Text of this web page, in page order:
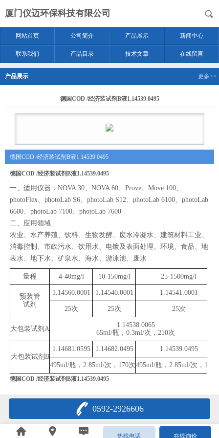
厦门仪迈环保科技有限公司
网站首页 公司简介 产品展示 新闻中心
联系我们 产品目录 技术文章 在线留言
产品展示 更多>>
德国COD /经济装试剂B液1.14539.0495
德国COD /经济装试剂B液1.14539.0495
德国COD /经济装试剂B液1.14539.0495
一、 适用仪器： NOVA 30、NOVA 60、Prove、Move 100、
photoFlex、photoLab S6、photoLab S12、photoLab 6100、photoLab
6600、photoLab 7100、photoLab 7600
二、应用领域
农业、水产养殖、饮料、生物发酵、废水冷凝水、建筑材料工业、
消毒控制、市政污水、饮用水、电镀及表面处理、环境、食品、地
表水、地下水、矿泉水、海水、游泳池、废水
量程 4-40mg/l 10-150mg/l 25-1500mg/l
预装管
试剂
1.14560.0001 1.14540.0001 1.14541.0001
25次 25次 25次
大包装试剂 A
1.14538.0065
65ml/瓶，0.3ml/次，210次
大包装试剂 B
1.14681.0595 1.14682.0495 1.14539.0495
495ml/瓶，2.85ml/次，170次495ml/瓶，2.85ml/次，170
德国COD /经济装试剂B液1.14539.0495
0592-2926606
热线电话 在线询价